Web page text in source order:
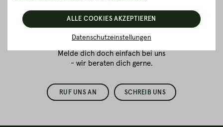
Du bestellst zum ersten Mal
zur Verpackung oder dem
Melde dich doch einfach bei uns
- wir beraten dich gerne.
RUF UNS AN SCHREIB UNS
Datenschutzeinstellungen
ALLE COOKIES AKZEPTIEREN